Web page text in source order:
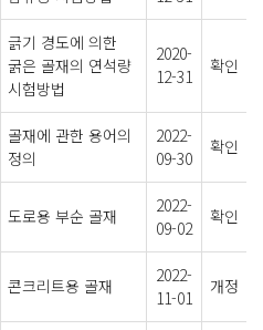
긁기 경도에 의한
굵은 골재의 연석량
시험방법
2020-
12-31
확인
골재에 관한 용어의
정의
2022-
09-30
확인
도로용 부순 골재
2022-
09-02
확인
콘크리트용 골재
2022-
11-01
개정